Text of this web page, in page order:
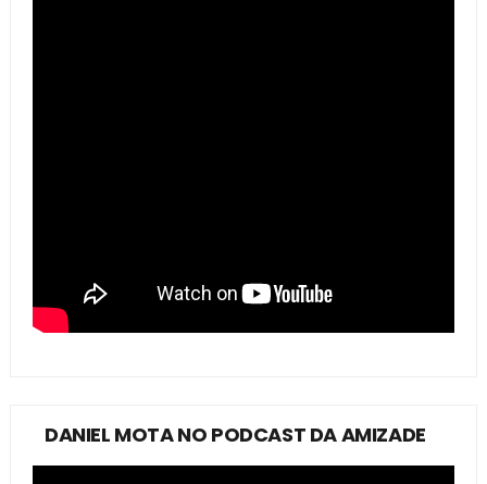
DANIEL MOTA NO PODCAST DA AMIZADE